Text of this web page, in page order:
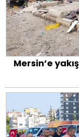
Mersin’e